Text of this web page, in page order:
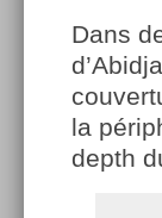
Dans
la
depth